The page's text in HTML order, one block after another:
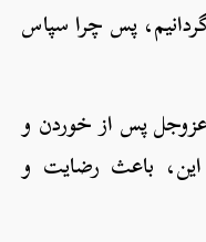
پس چرا سپاس
عزوجل پس از خوردن و
این، باعث رضایت و